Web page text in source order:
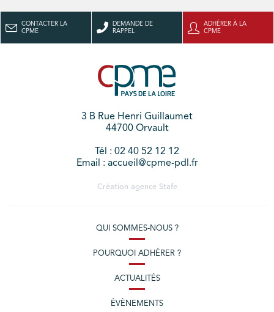
CONTACTER LA
CPME
DEMANDE DE
RAPPEL
ADHÉRER À LA
CPME
3 B Rue Henri Guillaumet
44700 Orvault
Tél : 02 40 52 12 12
Email : accueil@cpme-pdl.fr
Création agence Stafe
QUI SOMMES-NOUS ?
POURQUOI ADHÉRER ?
ACTUALITÉS
ÉVÈNEMENTS